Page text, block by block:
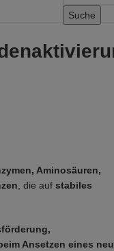
Suche
Aminosäuren,
, die auf stabiles
Ansetzen eines